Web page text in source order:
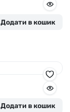
Додати в кошик
Додати в кошик